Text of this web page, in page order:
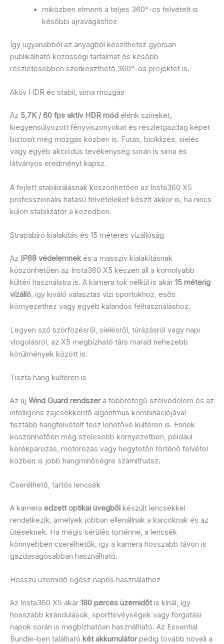
miközben elmenti a teljes 360°-os felvételt is
későbbi újravágáshoz
Így ugyanabból az anyagból készíthetsz gyorsan
publikálható közösségi tartalmat és később
részletesebben szerkeszthető 360°-os projektet is.
Aktív HDR és stabil, sima mozgás
Az 5,7K / 60 fps aktív HDR mód élénk színeket,
kiegyensúlyozott fényviszonyokat és részletgazdag képet
biztosít még mozgás közben is. Futás, biciklizés, síelés
vagy egyéb akciódús tevékenység során is sima és
látványos eredményt kapsz.
A fejlett stabilizálásnak köszönhetően az Insta360 X5
professzionális hatású felvételeket készít akkor is, ha nincs
külön stabilizátor a kezedben.
Strapabíró kialakítás és 15 méteres vízállóság
Az IP68 védelemnekés a masszív kialakításnak
köszönhetően az Insta360 X5 készen áll a komolyabb
kültéri használatra is. A kamera tok nélkül is akár 15 méterig
vízálló, így kiváló választás vízi sportokhoz, esős
környezethez vagy egyéb kalandos felhasználáshoz.
Legyen szó szörfözésről, síelésről, túrázásról vagy napi
vlogolásról, az X5 megbízható társ marad nehezebb
körülmények között is.
Tiszta hang kültéren is
Az új Wind Guard rendszera többrétegű szélvédelem és az
intelligens zajcsökkentő algoritmus kombinációjával
tisztább hangfelvételt tesz lehetővé kültéren is. Ennek
köszönhetően még szelesebb környezetben, például
kerékpározás, motorozás vagy hegytetőn történő felvétel
közben is jobb hangminőségre számíthatsz.
Cserélhető, tartós lencsék
A kamera edzett optikai üvegből készült lencsékkel
rendelkezik, amelyek jobban ellenállnak a karcoknak és az
ütéseknek. Ha mégis sérülés történne, a lencsék
könnyebben cserélhetők, így a kamera hosszabb távon is
gazdaságosabban használható.
Hosszú üzemidő egész napos használathoz
Az Insta360 X5 akár 180 perces üzemidőtis kínál, így
hosszabb kirándulások, sporttevéységek vagy forgatási
napok során is megbízhatóan használható. Az Essential
Bundle-ben található két akkumulátorpedig tovább növeli a